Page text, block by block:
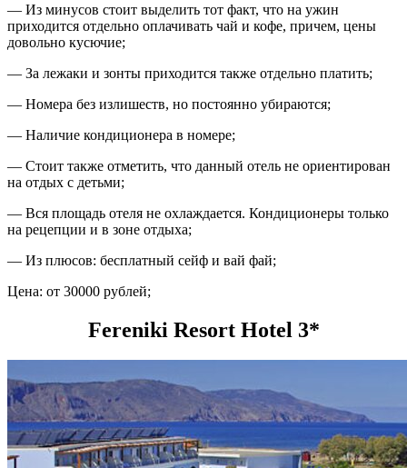
— Из минусов стоит выделить тот факт, что на ужин
приходится отдельно оплачивать чай и кофе, причем, цены
довольно кусючие;
— За лежаки и зонты приходится также отдельно платить;
— Номера без излишеств, но постоянно убираются;
— Наличие кондиционера в номере;
— Стоит также отметить, что данный отель не ориентирован
на отдых с детьми;
— Вся площадь отеля не охлаждается. Кондиционеры только
на рецепции и в зоне отдыха;
— Из плюсов: бесплатный сейф и вай фай;
Цена: от 30000 рублей;
Fereniki Resort Hotel 3*